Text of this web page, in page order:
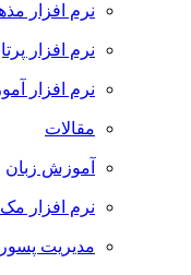
نرم افزار مذهبی
نرم افزار پرتابل
نرم افزار آموزشی
آموزش زبان
نرم افزار مک
مدیریت پسورد